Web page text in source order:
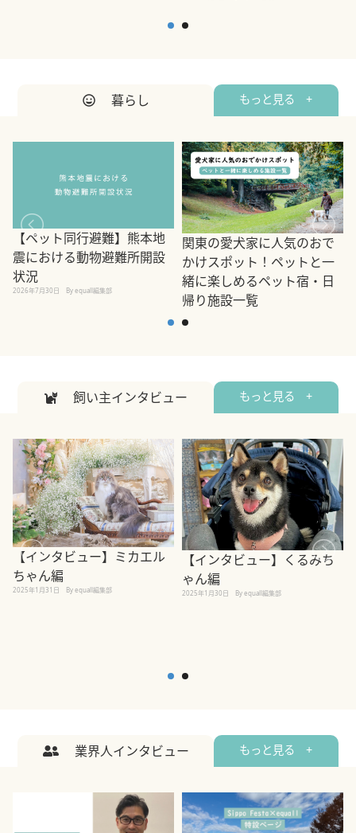
暮らし もっと見る +
【ペット同行避難】熊本地
震における動物避難所開設
状況
2026年7月30日 By equall編集部
関東の愛犬家に人気のおで
かけスポット！ペットと一
緒に楽しめるペット宿・日
帰り施設一覧
飼い主インタビュー もっと見る +
【インタビュー】ミカエル
ちゃん編
2025年1月31日 By equall編集部
【インタビュー】くるみち
ゃん編
2025年1月30日 By equall編集部
業界人インタビュー もっと見る +